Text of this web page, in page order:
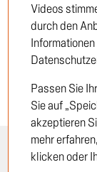
Videos
durch den
Passen Sie
Sie auf
akzeptieren
mehr
klicken oder